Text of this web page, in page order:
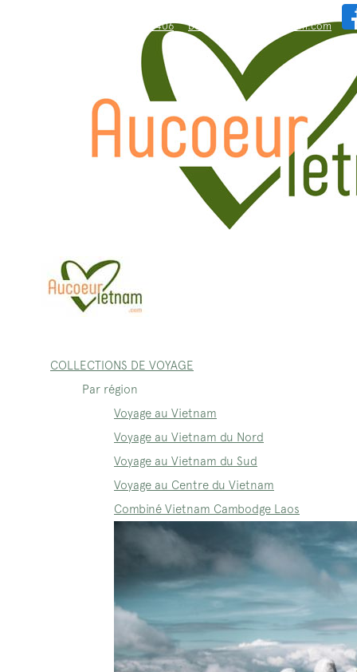
WhatsApp: +84.909.426.406 bonjour@aucoeurvietnam.com
COLLECTIONS DE VOYAGE
Par région
Voyage au Vietnam
Voyage au Vietnam du Nord
Voyage au Vietnam du Sud
Voyage au Centre du Vietnam
Combiné Vietnam Cambodge Laos